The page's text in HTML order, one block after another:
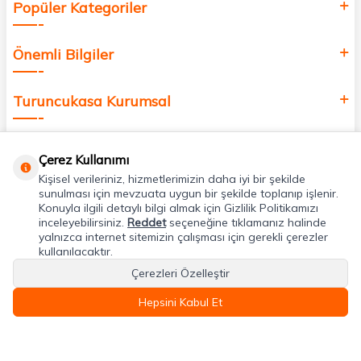
Popüler Kategoriler
Önemli Bilgiler
Turuncukasa Kurumsal
Uygulamalarımız
Adres & İletişim
Çerez Kullanımı
Kişisel verileriniz, hizmetlerimizin daha iyi bir şekilde
sunulması için mevzuata uygun bir şekilde toplanıp işlenir.
Konuyla ilgili detaylı bilgi almak için Gizlilik Politikamızı
inceleyebilirsiniz. Reddetseçeneğine tıklamanız halinde
yalnızca internet sitemizin çalışması için gerekli çerezler
kullanılacaktır.
Çerezleri Özelleştir
Hepsini Kabul Et